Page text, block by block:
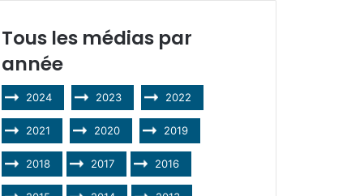
Tous les médias par
année
2024 2023 2022
2021 2020 2019
2018 2017 2016